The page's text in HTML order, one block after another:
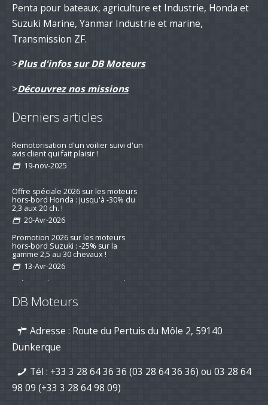
Penta pour bateaux, agriculture et Industrie, Honda et
Suzuki Marine, Yanmar Industrie et marine,
Transmission ZF.
>Plus d'infos sur DB Moteurs
>Découvrez nos missions
Derniers articles
Remotorisation d'un voilier suivi d'un
avis client qui fait plaisir !
19-nov-2025
Offre spéciale 2026 sur les moteurs
hors-bord Honda : jusqu'à -30% du
2,3 aux 20 ch. !
20-Avr-2026
Promotion 2026 sur les moteurs
hors-bord Suzuki : -25% sur la
gamme 2,5 au 30 chevaux !
13-Avr-2026
moteurs de bateau
Nouvelle série "Stealth Line" chez
maintenant avec DB Moteurs !
DB Moteurs vous souhaite une
excellente année 2026, pleine de
projets motorisés !
DB Moteurs
Adresse : Route du Pertuis du Môle 2, 59140
Dunkerque
Tél : +33 3 28 64 36 36 (03 28 64 36 36) ou 03 28 64
98 09 (+33 3 28 64 98 09)